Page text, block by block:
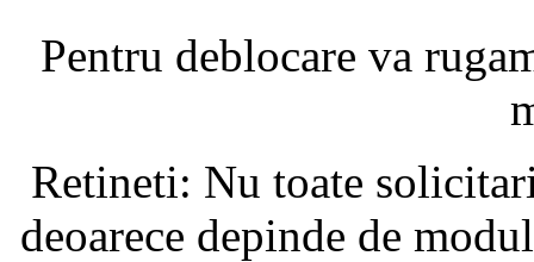
Pentru deblocare va
Retineti: Nu toate
deoarece depinde de